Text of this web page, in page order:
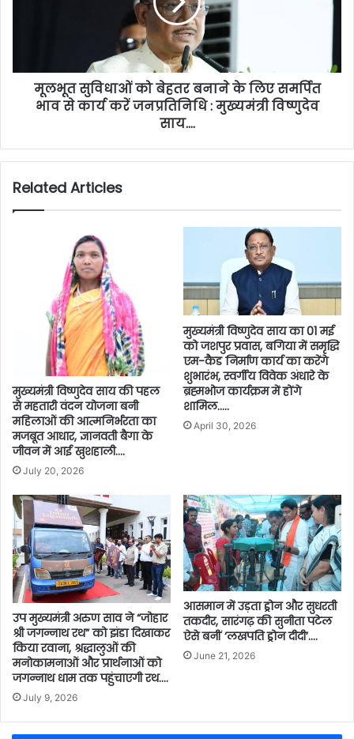
मूलभूत सुविधाओं को बेहतर बनाने के लिए समर्पित
भाव से कार्य करें जनप्रतिनिधि : मुख्यमंत्री विष्णुदेव
साय….
Related Articles
मुख्यमंत्री विष्णुदेव साय की पहल
से महतारी वंदन योजना बनी
महिलाओं की आत्मनिर्भरता का
मजबूत आधार, ज्ञानवती बैगा के
जीवन में आई खुशहाली….
July 20, 2026
मुख्यमंत्री विष्णुदेव साय का 01 मई
को जशपुर प्रवास, बगिया में समृद्धि
एम-कैड निर्माण कार्य का करेंगे
शुभारंभ, स्वर्गीय विवेक अंधारे के
ब्रह्मभोज कार्यक्रम में होंगे
शामिल…..
April 30, 2026
उप मुख्यमंत्री अरुण साव ने “जोहार
श्री जगन्नाथ रथ” को झंडा दिखाकर
किया रवाना, श्रद्धालुओं की
मनोकामनाओं और प्रार्थनाओं को
जगन्नाथ धाम तक पहुंचाएगी रथ….
July 9, 2026
आसमान में उड़ता ड्रोन और सुधरती
तकदीर, सारंगढ़ की सुनीता पटेल
ऐसे बनीं ‘लखपति ड्रोन दीदी’….
June 21, 2026